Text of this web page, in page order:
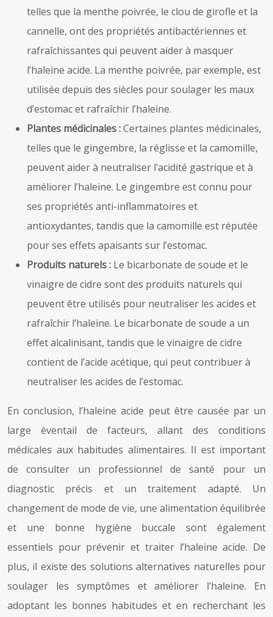
telles que la menthe poivrée, le clou de girofle et la
cannelle, ont des propriétés antibactériennes et
rafraîchissantes qui peuvent aider à masquer
l’haleine acide. La menthe poivrée, par exemple, est
utilisée depuis des siècles pour soulager les maux
d’estomac et rafraîchir l’haleine.
Plantes médicinales :Certaines plantes médicinales,
telles que le gingembre, la réglisse et la camomille,
peuvent aider à neutraliser l’acidité gastrique et à
améliorer l’haleine. Le gingembre est connu pour
ses propriétés anti-inflammatoires et
antioxydantes, tandis que la camomille est réputée
pour ses effets apaisants sur l’estomac.
Produits naturels : Le bicarbonate de soude et le
vinaigre de cidre sont des produits naturels qui
peuvent être utilisés pour neutraliser les acides et
rafraîchir l’haleine. Le bicarbonate de soude a un
effet alcalinisant, tandis que le vinaigre de cidre
contient de l’acide acétique, qui peut contribuer à
neutraliser les acides de l’estomac.
En conclusion, l’haleine acide peut être causée par un
large éventail de facteurs, allant des conditions
médicales aux habitudes alimentaires. Il est important
de consulter un professionnel de santé pour un
diagnostic précis et un traitement adapté. Un
changement de mode de vie, une alimentation équilibrée
et une bonne hygiène buccale sont également
essentiels pour prévenir et traiter l’haleine acide. De
plus, il existe des solutions alternatives naturelles pour
soulager les symptômes et améliorer l’haleine. En
adoptant les bonnes habitudes et en recherchant les